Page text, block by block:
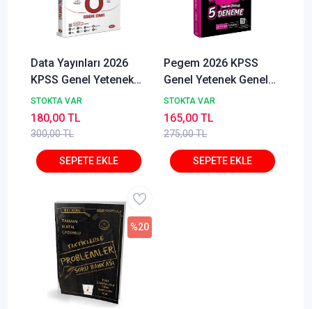
Data Yayınları 2026
KPSS Genel Yetenek
Genel Kültür Tamamı
Çözümlü 8 Deneme
Sınavı
STOKTA VAR
300,00 TL
180,00 TL
Pegem 2026 KPSS
Genel Yetenek Genel
Kültür Sezon Finali 5
Deneme Pegem
Akademi Yayınları
STOKTA VAR
275,00 TL
165,00 TL
%20